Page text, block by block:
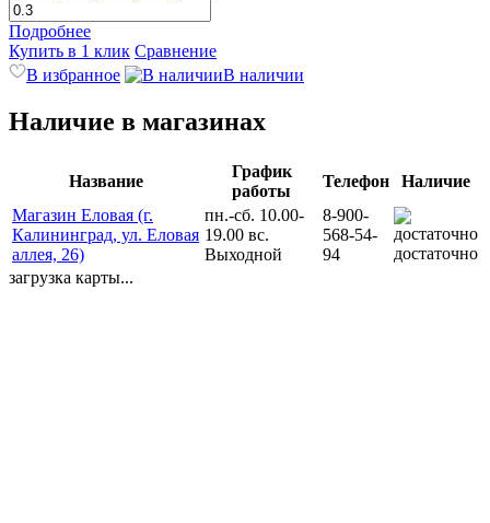
Подробнее
Купить в 1 клик Сравнение
В избранное
В наличии
Наличие в магазинах
Название
График
работы
Телефон
Наличие
Магазин Еловая (г.
Калининград, ул. Еловая
аллея, 26)
пн.-сб. 10.00-
19.00 вс.
Выходной
8-900-
568-54-
94
достаточно
загрузка карты...